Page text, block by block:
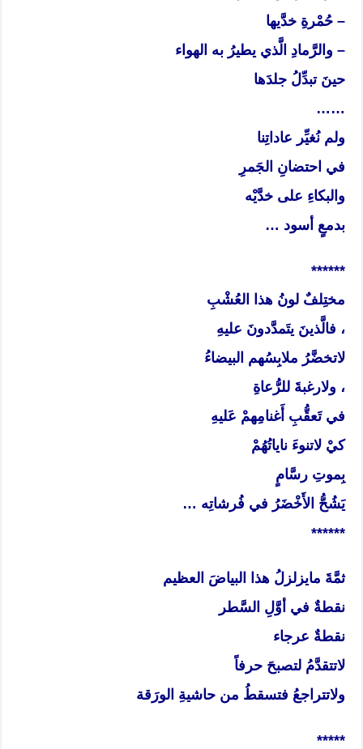
– حُمْرةِ خدَّيها
– والرَّمادِ الَّذي يطيرُ به الهواء
حينَ تبدِّلُ جلدَها
……
ولم نُغيِّر عاداتِنا
في احتضانِ الجَمرِ
والبكاءِ على خدَّيْه
بدمعٍ أسود …
******
مختِلفٌ لونُ هذا العُشْبِ
، فالَّذينَ يتَمدَّدونَ عليهِ
لاتخضَّرُ ملابِسُهم البيضاءُ
، ولارغبةَ للرُّعاةِ
في تَعقُّبِ أَغنامِهمْ عَليهِ
كيْ لاتنوءَ ناياتُهُمْ
بِموتِ رسَّامٍ
يَشُحُّ الأَخْضَرُ في فُرشاتِه …
******
ثمَّةَ مايزلزلُ هذا البياضَ العظيم
نقطةٌ في أوَّلِ السَّطر
نقطةٌ عرجاء
لاتتقدَّمُ لتصبحَ حرفاً
ولاتتراجعُ فتسقطُ من حاشيةِ الورَقة
*****